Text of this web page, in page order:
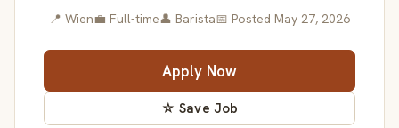
📍 Wien💼 Full-time👤 Barista📅 Posted May 27, 2026
Apply Now
☆ Save Job